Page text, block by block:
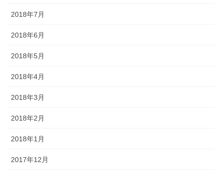
2018年7月
2018年6月
2018年5月
2018年4月
2018年3月
2018年2月
2018年1月
2017年12月